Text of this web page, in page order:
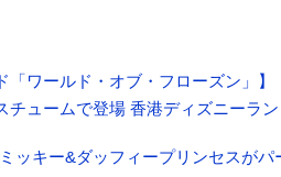
「ワールド・オブ・フローズン」】
チュームで登場 香港ディズニーラ
ッキー&ダッフィープリンセスがパ